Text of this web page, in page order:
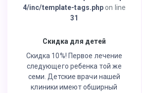
4/inc/template-tags.php on line
31
Скидка для детей
Скидка 10%! Первое лечение
следующего ребенка той же
семи. Детские врачи нашей
клиники имеют обширный